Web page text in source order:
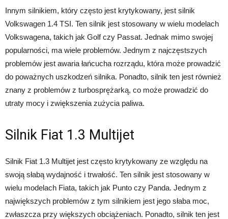
Innym silnikiem, który często jest krytykowany, jest silnik
Volkswagen 1.4 TSI. Ten silnik jest stosowany w wielu modelach
Volkswagena, takich jak Golf czy Passat. Jednak mimo swojej
popularności, ma wiele problemów. Jednym z najczęstszych
problemów jest awaria łańcucha rozrządu, która może prowadzić
do poważnych uszkodzeń silnika. Ponadto, silnik ten jest również
znany z problemów z turbosprężarką, co może prowadzić do
utraty mocy i zwiększenia zużycia paliwa.
Silnik Fiat 1.3 Multijet
Silnik Fiat 1.3 Multijet jest często krytykowany ze względu na
swoją słabą wydajność i trwałość. Ten silnik jest stosowany w
wielu modelach Fiata, takich jak Punto czy Panda. Jednym z
największych problemów z tym silnikiem jest jego słaba moc,
zwłaszcza przy większych obciążeniach. Ponadto, silnik ten jest